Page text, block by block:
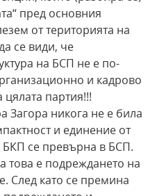
пред основния
от територията на
се види, че
на БСП не е по-
и кадрово
партия!!!
Загора никога не е била
и единение от
се превърна в БСП.
това е подреждането на
След като се премина